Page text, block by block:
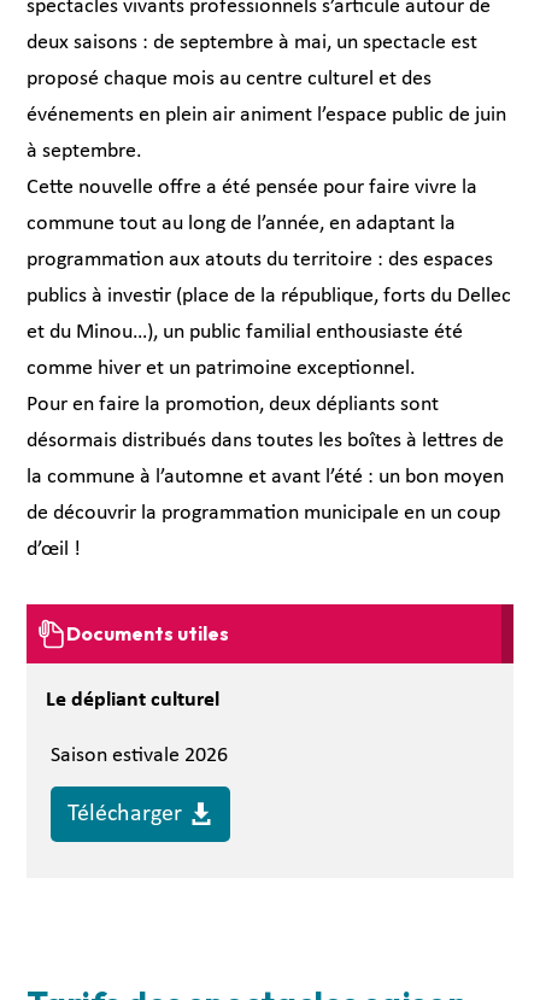
spectacles vivants professionnels s’articule autour de
deux saisons : de septembre à mai, un spectacle est
proposé chaque mois au centre culturel et des
événements en plein air animent l’espace public de juin
à septembre.
Cette nouvelle offre a été pensée pour faire vivre la
commune tout au long de l’année, en adaptant la
programmation aux atouts du territoire : des espaces
publics à investir (place de la république, forts du Dellec
et du Minou…), un public familial enthousiaste été
comme hiver et un patrimoine exceptionnel.
Pour en faire la promotion, deux dépliants sont
désormais distribués dans toutes les boîtes à lettres de
la commune à l’automne et avant l’été : un bon moyen
de découvrir la programmation municipale en un coup
d’œil !
Documents utiles
Le dépliant culturel
Saison estivale 2026
Télécharger